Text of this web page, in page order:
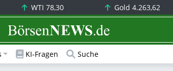
WTI 78,30 Gold 4.263,62
BörsenNEWS.de
KI-Fragen Suche